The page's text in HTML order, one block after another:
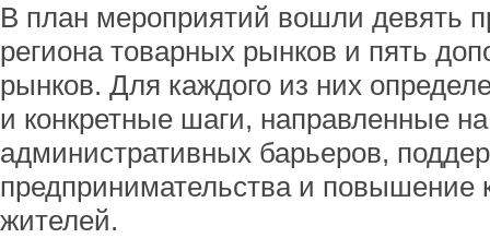
В план мероприятий вошли девять
региона товарных рынков и пять
рынков. Для каждого из них
и конкретные шаги, направленные
административных барьеров,
предпринимательства и повышение
жителей.